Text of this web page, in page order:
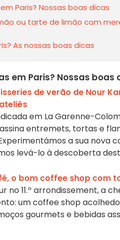
Paris? Nossas boas dicas
ou tarte de limão com
As nossas boas dicas
em Paris? Nossas boas
de verão de Nour
em La Garenne-
entremets, tortas e
a sua nova
levá-lo à descoberta
o bom coffee shop com
no 11.º arrondissement, a
um coffee shop
gourmets e bebidas